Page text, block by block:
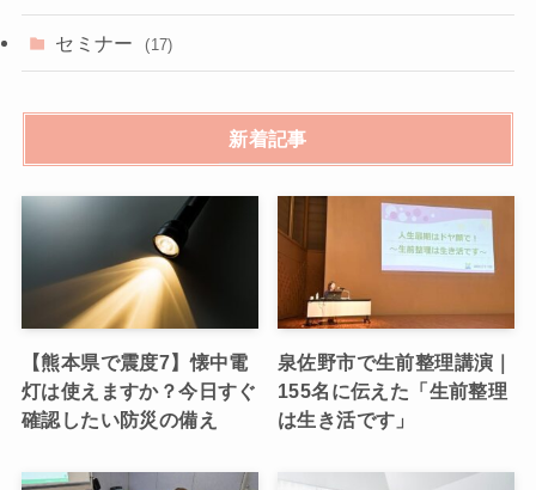
セミナー (17)
新着記事
【熊本県で震度7】懐中電
灯は使えますか？今日すぐ
確認したい防災の備え
泉佐野市で生前整理講演｜
155名に伝えた「生前整理
は生き活です」